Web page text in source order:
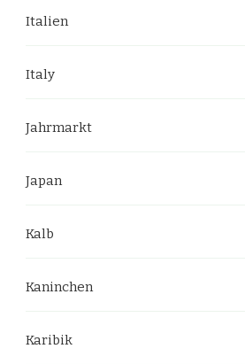
Italien
Italy
Jahrmarkt
Japan
Kalb
Kaninchen
Karibik